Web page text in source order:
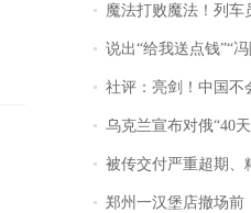
魔法打败魔法！列车员高铁上发试卷，小朋友一秒
说出“给我送点钱”“冯院长挺喜欢你的”的执行
社评：亮剑！中国不
乌克兰宣布对俄“40天影响行动”无
被传交付严重超期、糊弄客户，知名独角兽车企创始人回应：都没证据
郑州一汉堡店撤场前，通过朋友圈提前告知逐一退费，有顾